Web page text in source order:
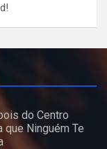
do Centro
que Ninguém Te